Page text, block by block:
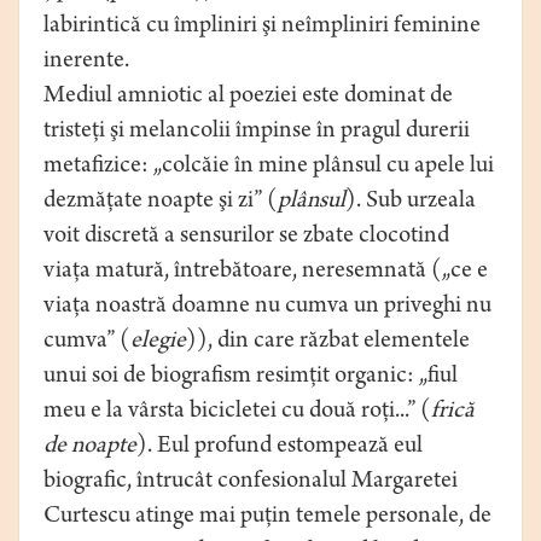
labirintică cu împliniri şi neîmpliniri feminine
inerente.
Mediul amniotic al poeziei este dominat de
tristeţi şi melancolii împinse în pragul durerii
metafizice: „colcăie în mine plânsul cu apele lui
dezmăţate noapte şi zi” (plânsul). Sub urzeala
voit discretă a sensurilor se zbate clocotind
viaţa matură, întrebătoare, neresemnată („ce e
viaţa noastră doamne nu cumva un priveghi nu
cumva” (elegie)), din care răzbat elementele
unui soi de biografism resimţit organic: „fiul
meu e la vârsta bicicletei cu două roţi...” (frică
de noapte). Eul profund estompează eul
biografic, întrucât confesionalul Margaretei
Curtescu atinge mai puţin temele personale, de